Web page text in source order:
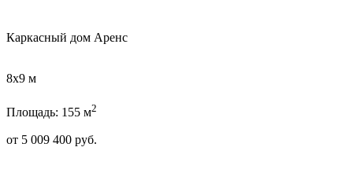
Каркасный дом Аренс
8х9 м
Площадь: 155 м2
от 5 009 400 руб.